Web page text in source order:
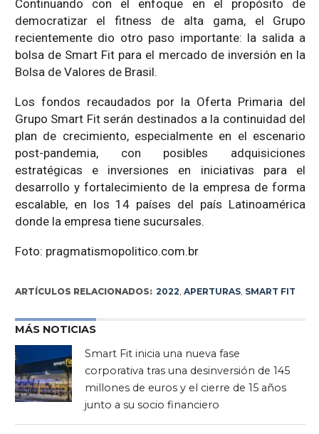
Continuando con el enfoque en el propósito de
democratizar el fitness de alta gama, el Grupo
recientemente dio otro paso importante: la salida a
bolsa de Smart Fit para el mercado de inversión en la
Bolsa de Valores de Brasil.
Los fondos recaudados por la Oferta Primaria del
Grupo Smart Fit serán destinados a la continuidad del
plan de crecimiento, especialmente en el escenario
post-pandemia, con posibles adquisiciones
estratégicas e inversiones en iniciativas para el
desarrollo y fortalecimiento de la empresa de forma
escalable, en los 14 países del país Latinoamérica
donde la empresa tiene sucursales.
Foto: pragmatismopolitico.com.br
ARTÍCULOS RELACIONADOS: 2022 APERTURAS, SMART FIT
MÁS NOTICIAS
Smart Fit inicia una nueva fase
corporativa tras una desinversión de 145
millones de euros y el cierre de 15 años
junto a su socio financiero